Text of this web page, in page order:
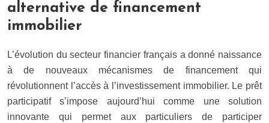
alternative de financement
immobilier
L’évolution du secteur financier français a donné naissance
à de nouveaux mécanismes de financement qui
révolutionnent l’accès à l’investissement immobilier. Le prêt
participatif s’impose aujourd’hui comme une solution
innovante qui permet aux particuliers de participer